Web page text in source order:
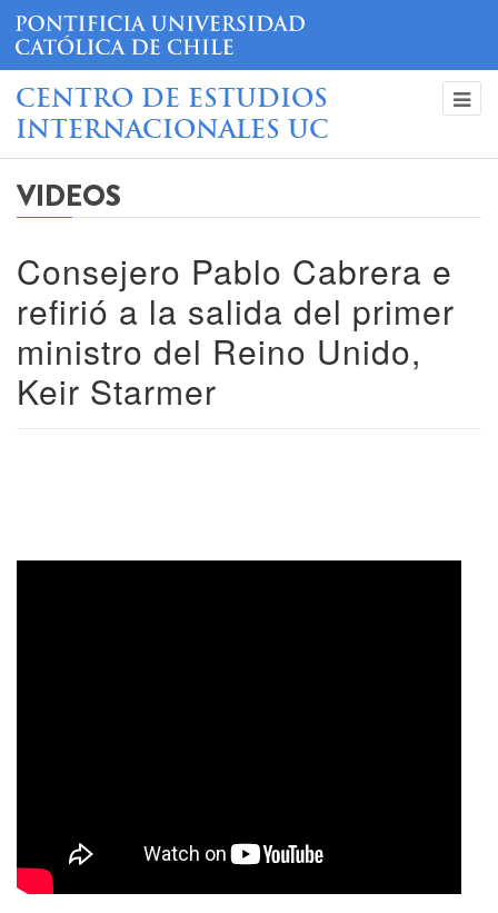
CENTRO DE ESTUDIOS
INTERNACIONALES UC
VIDEOS
Consejero Pablo Cabrera e
refirió a la salida del primer
ministro del Reino Unido,
Keir Starmer